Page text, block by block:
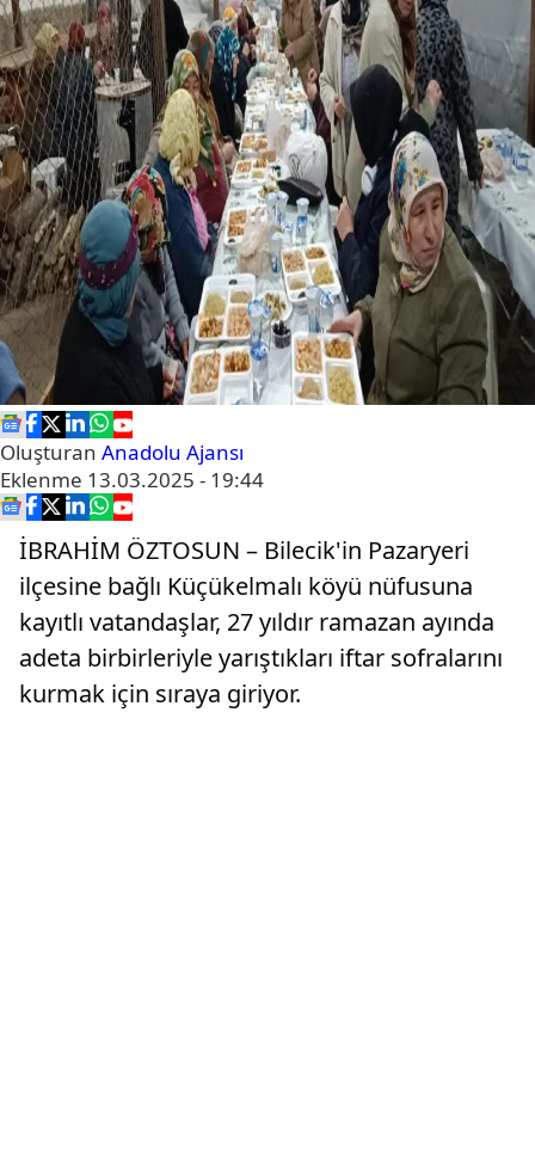
Oluşturan Anadolu Ajansı
Eklenme 13.03.2025 - 19:44
İBRAHİM ÖZTOSUN – Bilecik'in Pazaryeri
ilçesine bağlı Küçükelmalı köyü nüfusuna
kayıtlı vatandaşlar, 27 yıldır ramazan ayında
adeta birbirleriyle yarıştıkları iftar sofralarını
kurmak için sıraya giriyor.